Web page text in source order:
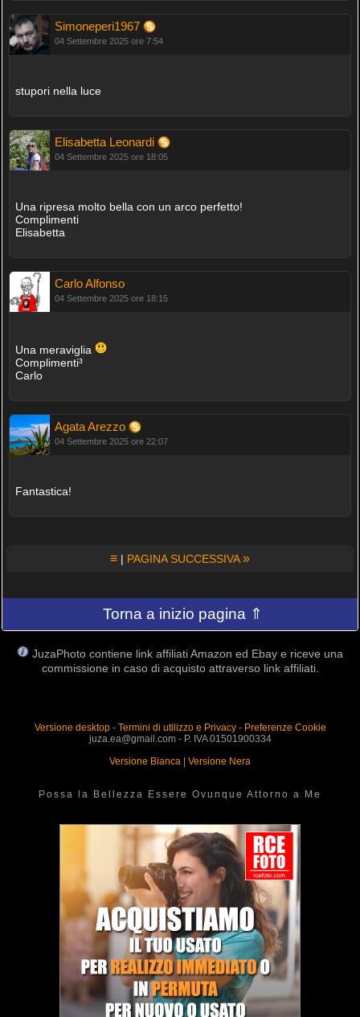
Simoneperi1967
04 Settembre 2025 ore 7:54
stupori nella luce
Elisabetta Leonardi
04 Settembre 2025 ore 18:05
Una ripresa molto bella con un arco perfetto!
Complimenti
Elisabetta
Carlo Alfonso
04 Settembre 2025 ore 18:15
Una meraviglia
Complimenti³
Carlo
Agata Arezzo
04 Settembre 2025 ore 22:07
Fantastica!
≡ | PAGINA SUCCESSIVA»
Torna a inizio pagina ⇑
JuzaPhoto contiene link affiliati Amazon ed Ebay e riceve una
commissione in caso di acquisto attraverso link affiliati.
Versione desktop- Termini di utilizzo e Privacy- Preferenze Cookie
juza.ea@gmail.com - P. IVA 01501900334
Versione Bianca
Versione Nera
Possa la Bellezza Essere Ovunque Attorno a Me